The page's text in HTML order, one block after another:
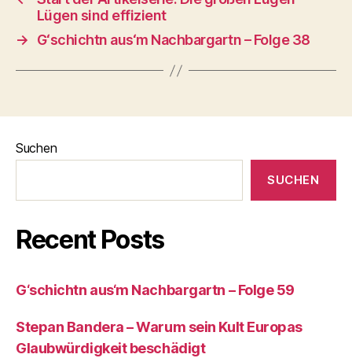
Lügen sind effizient
→
G‘schichtn aus‘m Nachbargartn – Folge 38
Suchen
SUCHEN
Recent Posts
G‘schichtn aus‘m Nachbargartn – Folge 59
Stepan Bandera – Warum sein Kult Europas
Glaubwürdigkeit beschädigt